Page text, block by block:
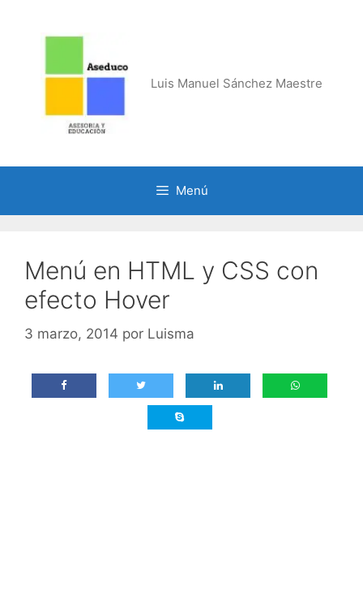
Luis Manuel Sánchez Maestre
Menú
Menú en HTML y CSS con
efecto Hover
3 marzo, 2014 por Luisma